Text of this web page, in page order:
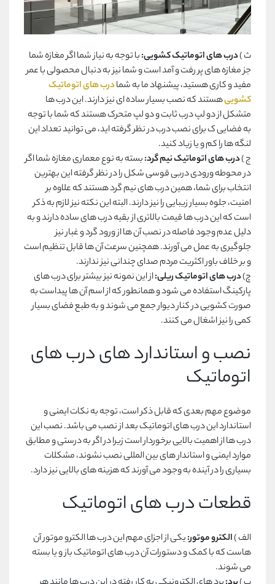
ث )درب های اتوماتیک کشویی:با توجه به نیاز شما اگر مغازه شما
جز مغازه های پر رفت و آمد است و شما نیز به دنبال محصولی با عمر
مفید و کاری هستید، پیشنهاد ما به شمادرب های اتوماتیک
کشوییهستند که نصب بسیار ساده ای نیز دارند. این درب ها
متشکل از دو لپ درب ثابت و دو لپ متحرک هستند که شما با توجه
به فضایی ک برای نصب درب در نظر گرفته اید، می توانید تعداد این
لنگه ها را کم و یا زیاد کنید.
ج )درب های اتوماتیک نیم گرد:بسته به نوع معماری مغازه شما اگر
در محوطه ورودی دربی قوسی شکل را در نظر گرفته این بهترین
انتخاب برای شما، همین درب های نیم گرد هستند که علاوه بر
امنیت، جلوه بسیار زیبایی را نیز دارند. البته این نکته نیز لازم به ذکر
است که این درب ها قیمت بالاتری از بقیه درب های ساده دارند و به
دلیل عدم وجود فاصله در نصب آن ها از ورود گرد و غبار نیز
جلوگیری به عمل می آورند. همچنین سرعت آن ها قابل تنظیم است
و بر خلاف باور اکثریت مردم صدای چندانی نیز ندارند.
چ)درب های اتوماتیک ریلی:از این نمونه نیز بیشتر برای درب های
پارکینگ استفاده می شود و همانطور که از اسم آن ها پیداست به
صورت کشویی در کنار دیوار جمع می شوند و به طبع فضای بسیار
کمی را نیز اشغال می کنند.
نصب و استاندارد های درب های
اتوماتیک
موضوع مهم بعدی که قابل ذکر است، توجه به نکات ایمنی و
استاندارد این درب های اتوماتیک بعد از نصب می باشد. نصب این
درب ها از اهمیت بالایی برخوردار است زیرا در اگر به درستی و مطابق
موارد ایمنی و استاندار های بین المللی نصب نشوند، مشکلات
بسیاری را در آینده به وجود می آورند که هزینه های بالایی نیز دارد.
قطعات درب های اتوماتیک
الف )الکترو موتور:یکی از اجزای مهم این درب ها الکترو موتور آن
هاست که با کمک و دستورات آن درب های اتوماتیک باز و یا بسته
می شوند.